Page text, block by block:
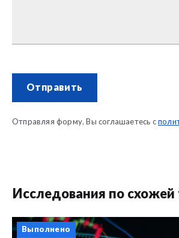
Отправить
Отправляя форму, Вы соглашаетесь с
Исследования по схожей
Выполнено